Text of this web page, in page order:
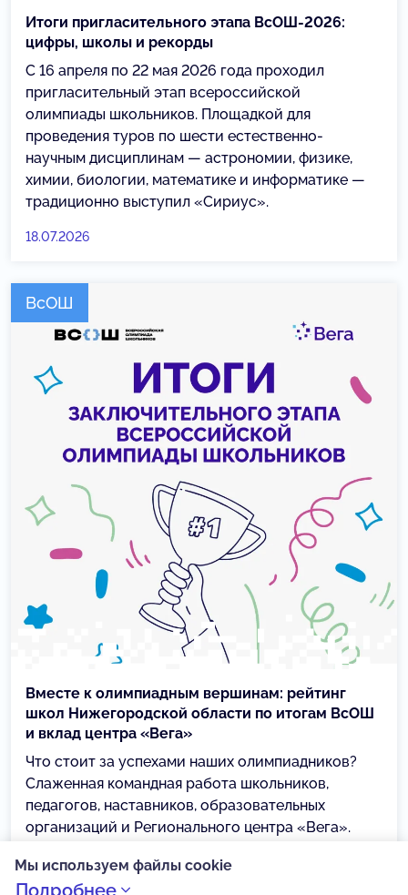
Итоги пригласительного этапа ВсОШ-2026:
цифры, школы и рекорды
С 16 апреля по 22 мая 2026 года проходил
пригласительный этап всероссийской
олимпиады школьников. Площадкой для
проведения туров по шести естественно-
научным дисциплинам — астрономии, физике,
химии, биологии, математике и информатике —
традиционно выступил «Сириус».
18.07.2026
ВсОШ
Вместе к олимпиадным вершинам: рейтинг
школ Нижегородской области по итогам ВсОШ
и вклад центра «Вега»
Что стоит за успехами наших олимпиадников?
Слаженная командная работа школьников,
педагогов, наставников, образовательных
организаций и Регионального центра «Вега».
19.06.2026
Мы используем файлы cookie
Подробнее